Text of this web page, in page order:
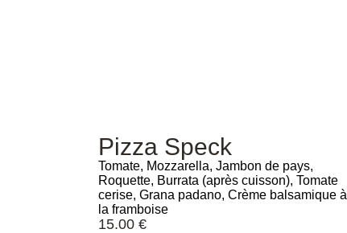
Pizza Speck
Tomate, Mozzarella, Jambon de pays,
Roquette, Burrata (après cuisson), Tomate
cerise, Grana padano, Crème balsamique à
la framboise
15.00 €